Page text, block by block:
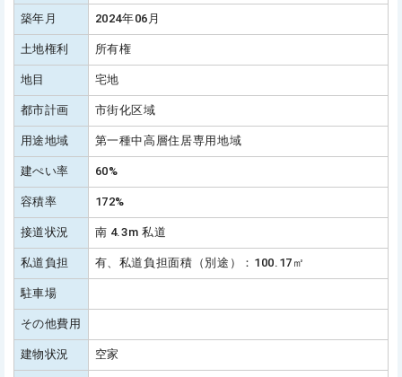
築年月 2024年06月
土地権利 所有権
地目 宅地
都市計画 市街化区域
用途地域 第一種中高層住居専用地域
建ぺい率 60%
容積率 172%
接道状況 南 4.3m 私道
私道負担 有、私道負担面積（別途）：100.17㎡
駐車場
その他費用
建物状況 空家